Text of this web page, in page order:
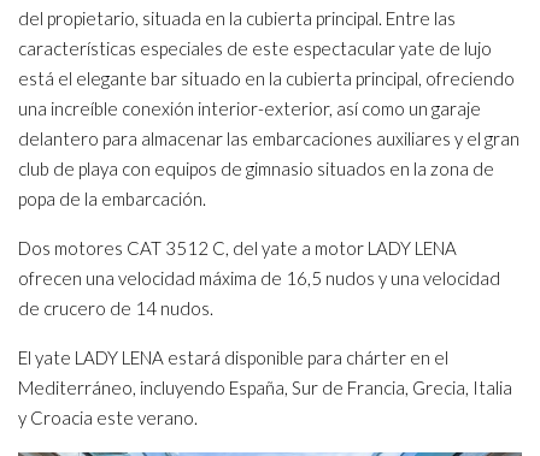
del propietario, situada en la cubierta principal. Entre las
características especiales de este espectacular yate de lujo
está el elegante bar situado en la cubierta principal, ofreciendo
una increíble conexión interior-exterior, así como un garaje
delantero para almacenar las embarcaciones auxiliares y el gran
club de playa con equipos de gimnasio situados en la zona de
popa de la embarcación.
Dos motores CAT 3512 C, del yate a motor LADY LENA
ofrecen una velocidad máxima de 16,5 nudos y una velocidad
de crucero de 14 nudos.
El yate LADY LENA estará disponible para chárter en el
Mediterráneo, incluyendo España, Sur de Francia, Grecia, Italia
y Croacia este verano.